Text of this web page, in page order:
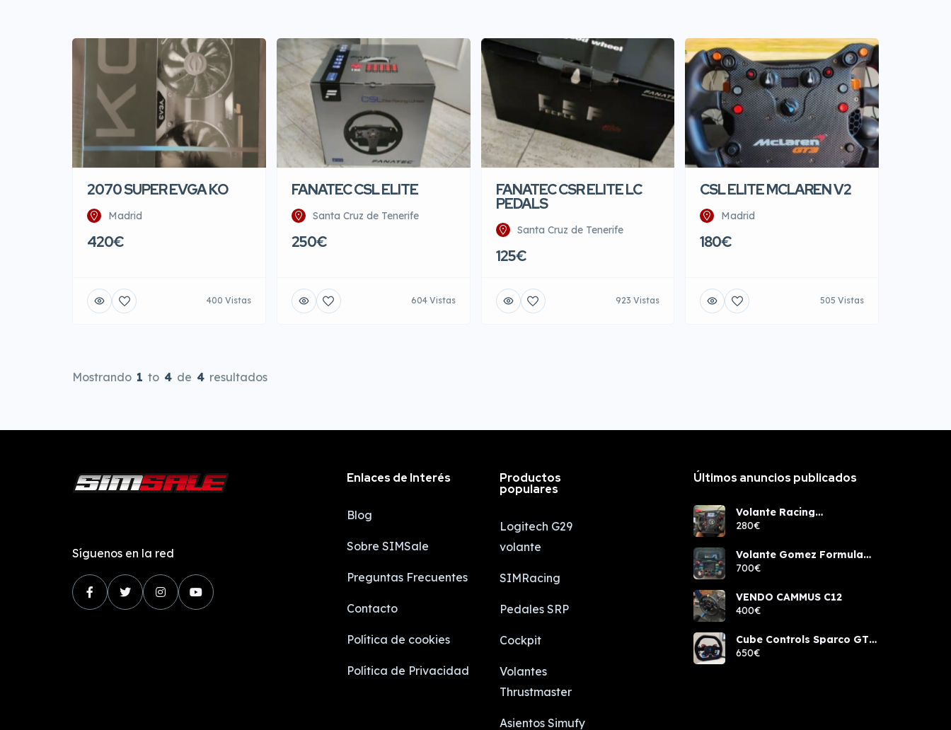
2070 SUPER EVGA KO
Madrid
420€
400 Vistas
FANATEC CSL ELITE
Santa Cruz de Tenerife
250€
604 Vistas
FANATEC CSR ELITE LC
PEDALS
Santa Cruz de Tenerife
125€
923 Vistas
CSL ELITE MCLAREN V2
Madrid
180€
505 Vistas
Mostrando 1 to 4 de 4 resultados
Síguenos en la red
Enlaces de Interés
Blog
Sobre SIMSale
Preguntas Frecuentes
Contacto
Política de cookies
Política de Privacidad
Productos
populares
Logitech G29
volante
SIMRacing
Pedales SRP
Cockpit
Volantes
Thrustmaster
Asientos Simufy
Últimos anuncios publicados
Volante Racing
components rcw sport
280€
Volante Gomez Formula
Pro Elite
700€
VENDO CAMMUS C12
400€
Cube Controls Sparco GT
PRO NUEVO
650€